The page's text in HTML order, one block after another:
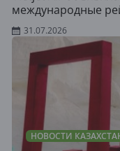
международные
31.07.2026
НОВОСТИ